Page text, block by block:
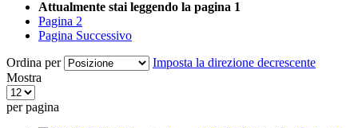
Attualmente stai leggendo la pagina 1
Pagina 2
Pagina Successivo
Ordina per
Imposta la direzione decrescente
Mostra
per pagina